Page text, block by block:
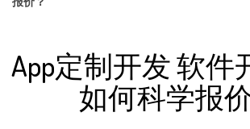
App定制开发 软件
如何科学报